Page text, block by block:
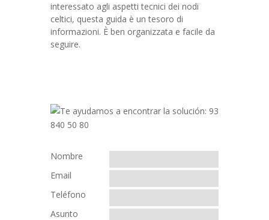
interessato agli aspetti tecnici dei nodi
celtici, questa guida è un tesoro di
informazioni. È ben organizzata e facile da
seguire.
Nombre
Email
Teléfono
Asunto